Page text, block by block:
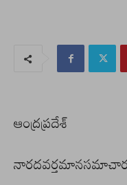
ఆంద్రప్రదేశ్